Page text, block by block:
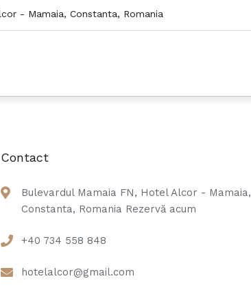
- Mamaia, Constanta, Romania
Contact
Bulevardul Mamaia FN, Hotel Alcor - Mamaia,
Constanta, Romania Rezervă acum
+40 734 558 848
hotelalcor@gmail.com